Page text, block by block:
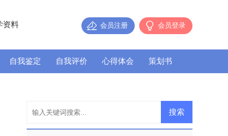
资料 会员登录
会员注册
自我鉴定 自我评价 心得体会 策划书